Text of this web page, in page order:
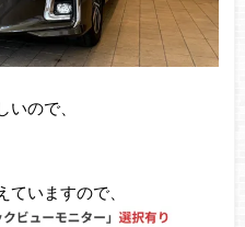
ので、
いますので、